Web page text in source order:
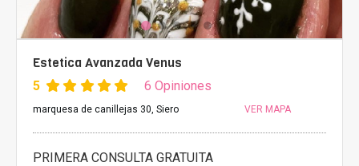
Estetica Avanzada Venus
5 6 Opiniones
marquesa de canillejas 30, Siero VER MAPA
PRIMERA CONSULTA GRATUITA